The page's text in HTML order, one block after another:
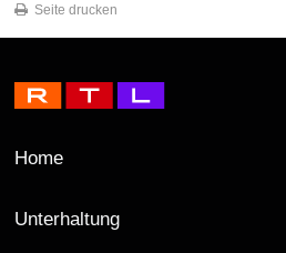
Seite drucken
Home
Unterhaltung